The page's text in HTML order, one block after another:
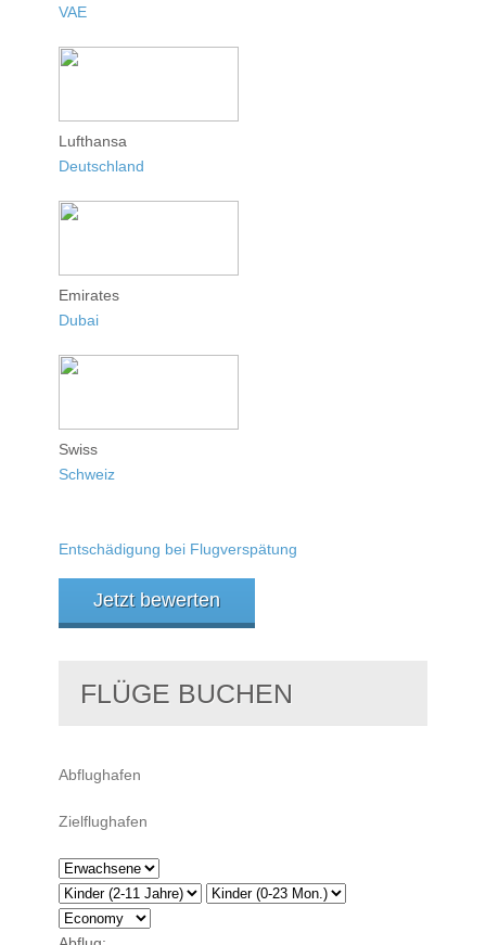
VAE
Lufthansa
Deutschland
Emirates
Dubai
Swiss
Schweiz
Entschädigung bei Flugverspätung
Jetzt bewerten
FLÜGE BUCHEN